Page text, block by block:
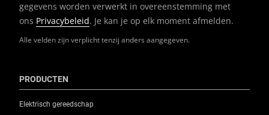
Alle velden zijn verplicht tenzij anders aangegeven.
gegevens worden verwerkt in overeenstemming met
ons Privacybeleid. Je kan je op elk moment afmelden.
PRODUCTEN
Elektrisch gereedschap